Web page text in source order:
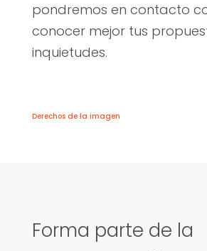
pondremos en contacto
conocer mejor tus
inquietudes.
Derechos de la imagen
Forma parte de la